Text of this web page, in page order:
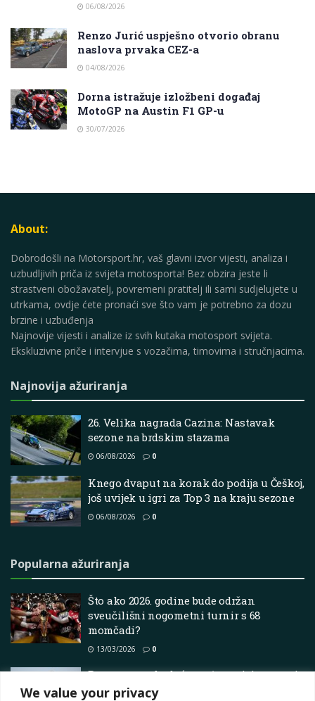
We value your privacy
06/08/2026
Renzo Jurić uspješno otvorio obranu
naslova prvaka CEZ-a
04/08/2026
Dorna istražuje izložbeni događaj
MotoGP na Austin F1 GP-u
30/07/2026
About:
Dobrodošli na Motorsport.hr, vaš glavni izvor vijesti, analiza i
uzbudljivih priča iz svijeta motosporta! Bez obzira jeste li
strastveni obožavatelj, povremeni pratitelj ili sami sudjelujete u
utrkama, ovdje ćete pronaći sve što vam je potrebno za dozu
brzine i uzbuđenja
Najnovije vijesti i analize iz svih kutaka motosport svijeta.
Ekskluzivne priče i intervjue s vozačima, timovima i stručnjacima.
Najnovija ažuriranja
26. Velika nagrada Cazina: Nastavak
sezone na brdskim stazama
06/08/2026 0
Knego dvaput na korak do podija u Češkoj,
još uvijek u igri za Top 3 na kraju sezone
06/08/2026 0
Popularna ažuriranja
Što ako 2026. godine bude održan
sveučilišni nogometni turnir s 68
momčadi?
13/03/2026 0
Bearmanova budućnost ‘ne ovisi o nama’,
priznaje Komatsu